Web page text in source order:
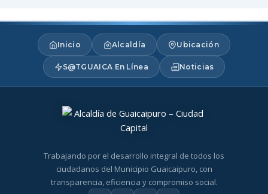
Inicio Alcaldía Ubicación
S@TGUAICA En Línea Noticias
Trabajando por el desarrollo integral de todos los
ciudadanos del Municipio Guaicaipuro, con
transparencia, eficiencia y compromiso social.